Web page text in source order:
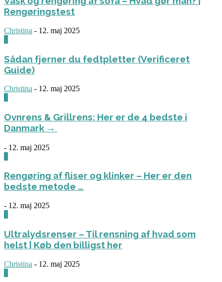
Rengøringstest
Christina - 12. maj 2025
Sådan fjerner du fedtpletter (Verificeret
Guide)
Christina - 12. maj 2025
Ovnrens & Grillrens: Her er de 4 bedste i
Danmark →
- 12. maj 2025
Rengøring af fliser og klinker – Her er den
bedste metode …
- 12. maj 2025
Ultralydsrenser – Til rensning af hvad som
helst | Køb den billigst her
Christina - 12. maj 2025